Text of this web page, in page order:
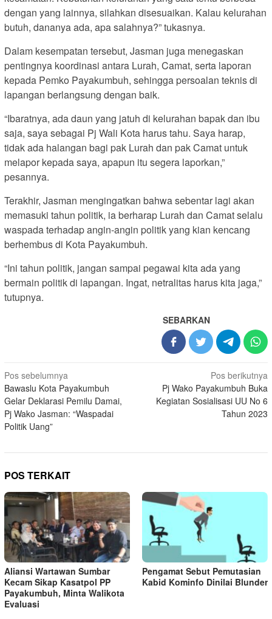
dengan yang lainnya, silahkan disesuaikan. Kalau kelurahan
butuh, dananya ada, apa salahnya?” tukasnya.
Dalam kesempatan tersebut, Jasman juga menegaskan
pentingnya koordinasi antara Lurah, Camat, serta laporan
kepada Pemko Payakumbuh, sehingga persoalan teknis di
lapangan berlangsung dengan baik.
“Ibaratnya, ada daun yang jatuh di kelurahan bapak dan ibu
saja, saya sebagai Pj Wali Kota harus tahu. Saya harap,
tidak ada halangan bagi pak Lurah dan pak Camat untuk
melapor kepada saya, apapun itu segera laporkan,”
pesannya.
Terakhir, Jasman mengingatkan bahwa sebentar lagi akan
memasuki tahun politik, ia berharap Lurah dan Camat selalu
waspada terhadap angin-angin politik yang kian kencang
berhembus di Kota Payakumbuh.
“Ini tahun politik, jangan sampai pegawai kita ada yang
bermain politik di lapangan. Ingat, netralitas harus kita jaga,”
tutupnya.
SEBARKAN
Navigasi
pos
Pos sebelumnya
Bawaslu Kota Payakumbuh
Gelar Deklarasi Pemilu Damai,
Pj Wako Jasman: “Waspadai
Politik Uang”
Pos berikutnya
Pj Wako Payakumbuh Buka
Kegiatan Sosialisasi UU No 6
Tahun 2023
POS TERKAIT
Aliansi Wartawan Sumbar
Kecam Sikap Kasatpol PP
Payakumbuh, Minta Walikota
Evaluasi
Pengamat Sebut Pemutasian
Kabid Kominfo Dinilai Blunder